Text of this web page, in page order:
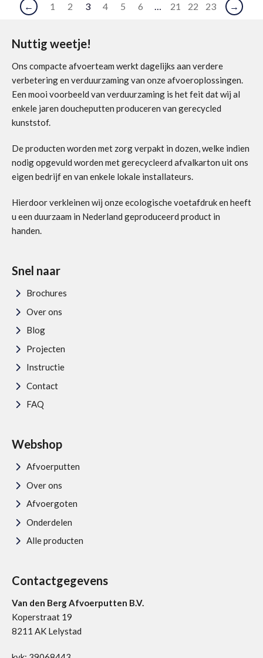
← 1 2 3 4 5 6 … 21 22 23 →
Nuttig weetje!
Ons compacte afvoerteam werkt dagelijks aan verdere
verbetering en verduurzaming van onze afvoeroplossingen.
Een mooi voorbeeld van verduurzaming is het feit dat wij al
enkele jaren doucheputten produceren van gerecycled
kunststof.
De producten worden met zorg verpakt in dozen, welke indien
nodig opgevuld worden met gerecycleerd afvalkarton uit ons
eigen bedrijf en van enkele lokale installateurs.
Hierdoor verkleinen wij onze ecologische voetafdruk en heeft
u een duurzaam in Nederland geproduceerd product in
handen.
Snel naar
Brochures
Over ons
Blog
Projecten
Instructie
Contact
FAQ
Webshop
Afvoerputten
Over ons
Afvoergoten
Onderdelen
Alle producten
Contactgegevens
Van den Berg Afvoerputten B.V.
Koperstraat 19
8211 AK Lelystad